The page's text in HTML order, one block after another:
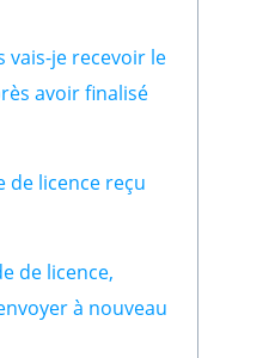
vais-je recevoir le
avoir finalisé
de licence reçu
de licence,
à nouveau